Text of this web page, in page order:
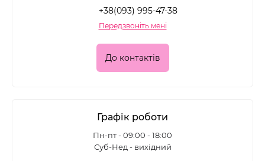
+38(093) 995-47-38
Передзвоніть мені
До контактів
Графік роботи
Пн-пт - 09:00 - 18:00
Суб-Нед - вихідний